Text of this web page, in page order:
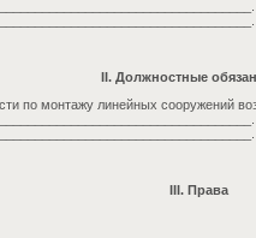
II. Должностные
по монтажу линейных сооружений
III. Права